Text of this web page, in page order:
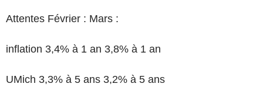
Attentes Février : Mars :
inflation 3,4% à 1 an 3,8% à 1 an
UMich 3,3% à 5 ans 3,2% à 5 ans